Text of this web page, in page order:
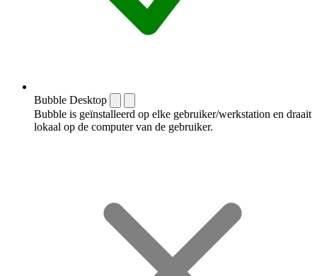
Bubble Desktop
Bubble is geïnstalleerd op elke gebruiker/werkstation en draait
lokaal op de computer van de gebruiker.